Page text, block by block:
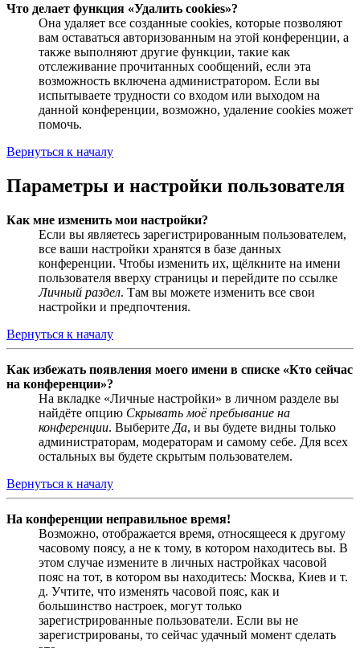
Что делает функция «Удалить cookies»?
Она удаляет все созданные cookies, которые позволяют
вам оставаться авторизованным на этой конференции, а
также выполняют другие функции, такие как
отслеживание прочитанных сообщений, если эта
возможность включена администратором. Если вы
испытываете трудности со входом или выходом на
данной конференции, возможно, удаление cookies может
помочь.
Вернуться к началу
Параметры и настройки пользователя
Как мне изменить мои настройки?
Если вы являетесь зарегистрированным пользователем,
все ваши настройки хранятся в базе данных
конференции. Чтобы изменить их, щёлкните на имени
пользователя вверху страницы и перейдите по ссылке
Личный раздел. Там вы можете изменить все свои
настройки и предпочтения.
Вернуться к началу
Как избежать появления моего имени в списке «Кто сейчас
на конференции»?
На вкладке «Личные настройки» в личном разделе вы
найдёте опцию Скрывать моё пребывание на
конференции. Выберите Да, и вы будете видны только
администраторам, модераторам и самому себе. Для всех
остальных вы будете скрытым пользователем.
Вернуться к началу
На конференции неправильное время!
Возможно, отображается время, относящееся к другому
часовому поясу, а не к тому, в котором находитесь вы. В
этом случае измените в личных настройках часовой
пояс на тот, в котором вы находитесь: Москва, Киев и т.
д. Учтите, что изменять часовой пояс, как и
большинство настроек, могут только
зарегистрированные пользователи. Если вы не
зарегистрированы, то сейчас удачный момент сделать